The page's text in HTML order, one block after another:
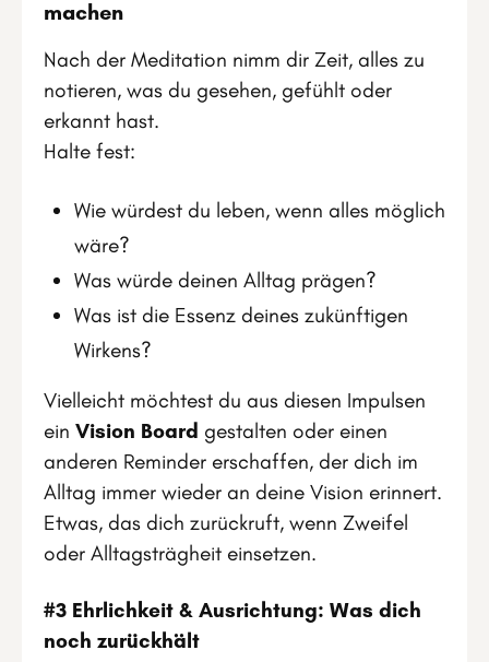
machen
Nach der Meditation nimm dir Zeit, alles zu
notieren, was du gesehen, gefühlt oder
erkannt hast.
Halte fest:
Wie würdest du leben, wenn alles möglich
wäre?
Was würde deinen Alltag prägen?
Was ist die Essenz deines zukünftigen
Wirkens?
Vielleicht möchtest du aus diesen Impulsen
ein Vision Board gestalten oder einen
anderen Reminder erschaffen, der dich im
Alltag immer wieder an deine Vision erinnert.
Etwas, das dich zurückruft, wenn Zweifel
oder Alltagsträgheit einsetzen.
#3 Ehrlichkeit & Ausrichtung: Was dich
noch zurückhält